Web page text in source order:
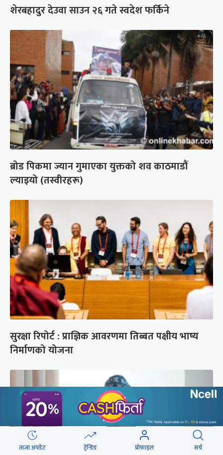
शेरबहादुर देउवा साउन २६ गते स्वदेश फर्किने
ब्रोड पिकमा ज्यान गुमाएका युक्तको शव काठमाडौं
ल्याइयो (तस्वीरहरू)
सुरक्षा रिपोर्ट : प्राज्ञिक आवरणमा तिब्बत पक्षीय भाष्य
निर्माणको योजना
ताजा अपडेट ट्रेन्डिङ प्रोफाइल सर्च